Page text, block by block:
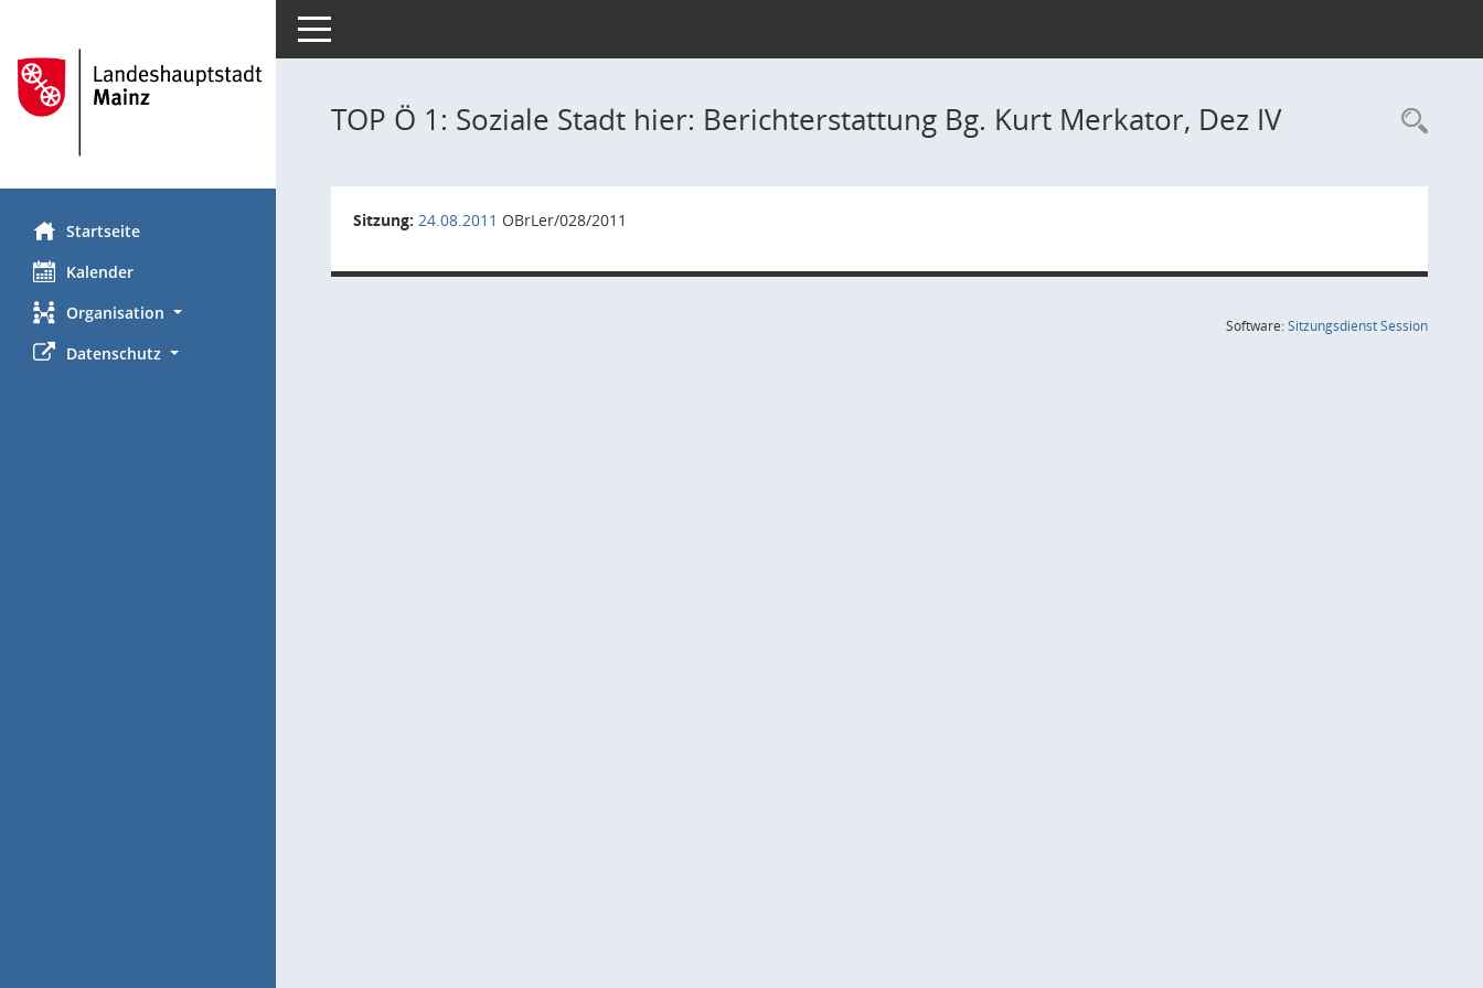
Startseite
Kalender
Organisation
Datenschutz
Toggle navigation
TOP Ö 1: Soziale Stadt hier: Berichterstattung Bg. Kurt Merkator, Dez IV
Sitzung: 24.08.2011 OBrLer/028/2011
Software:SitzungsdienstSession(Wird in